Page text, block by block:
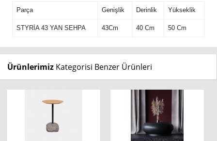
Parça Genişlik Derinlik Yükseklik
STYRİA 43 YAN SEHPA 43Cm 40 Cm 50 Cm
Ürünlerimiz Kategorisi Benzer Ürünleri